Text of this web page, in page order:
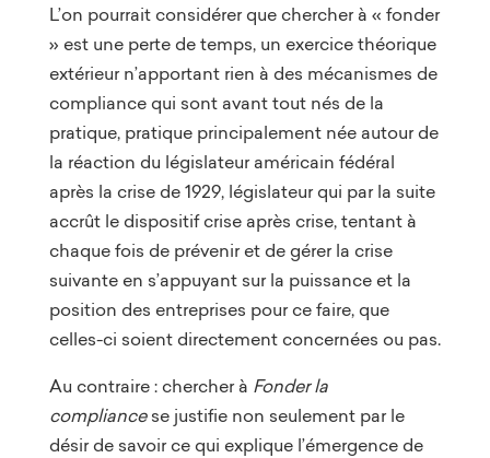
L’on pourrait considérer que chercher à « fonder
» est une perte de temps, un exercice théorique
extérieur n’apportant rien à des mécanismes de
compliance qui sont avant tout nés de la
pratique, pratique principalement née autour de
la réaction du législateur américain fédéral
après la crise de 1929, législateur qui par la suite
accrût le dispositif crise après crise, tentant à
chaque fois de prévenir et de gérer la crise
suivante en s’appuyant sur la puissance et la
position des entreprises pour ce faire, que
celles-ci soient directement concernées ou pas.
Au contraire : chercher à Fonder la
compliancese justifie non seulement par le
désir de savoir ce qui explique l’émergence de